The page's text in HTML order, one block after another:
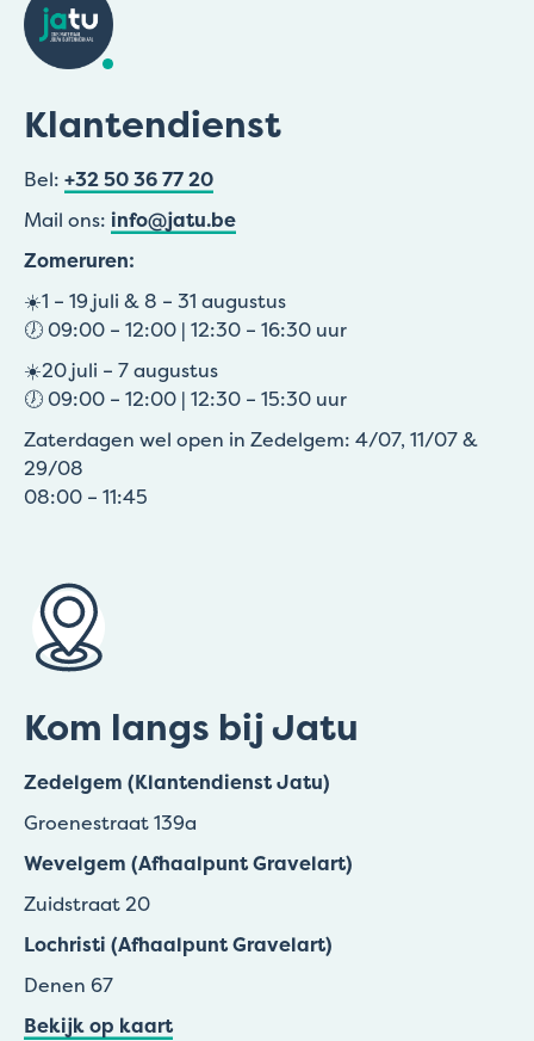
Klantendienst
Bel: +32 50 36 77 20
Mail ons: info@jatu.be
Zomeruren:
☀️1 – 19 juli & 8 – 31 augustus
🕖 09:00 – 12:00 | 12:30 – 16:30 uur
☀️20 juli – 7 augustus
🕖 09:00 – 12:00 | 12:30 – 15:30 uur
Zaterdagen wel open in Zedelgem: 4/07, 11/07 &
29/08
08:00 – 11:45
Kom langs bij Jatu
Zedelgem (Klantendienst Jatu)
Groenestraat 139a
Wevelgem (Afhaalpunt Gravelart)
Zuidstraat 20
Lochristi (Afhaalpunt Gravelart)
Denen 67
Bekijk op kaart